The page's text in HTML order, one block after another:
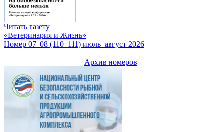
Читать газету
«Ветеринария и Жизнь»
Номер 07–08 (110–111) июль–август 2026
Архив номеров